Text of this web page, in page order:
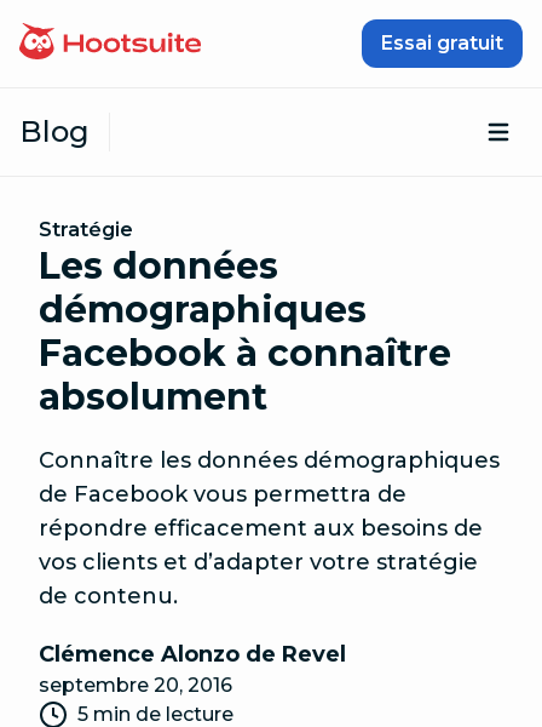
Essai gratuit
Blog
Stratégie
Les données
démographiques
Facebook à connaître
absolument
Connaître les données démographiques
de Facebook vous permettra de
répondre efficacement aux besoins de
vos clients et d’adapter votre stratégie
de contenu.
Clémence Alonzo de Revel
septembre 20, 2016
5 min de lecture